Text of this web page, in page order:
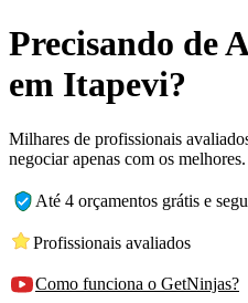
Precisando de
em Itapevi?
Milhares de profissionais
negociar apenas com os melhores.
Até 4 orçamentos grátis e
Profissionais avaliados
Como funciona o GetNinjas?